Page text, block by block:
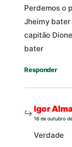
Perdemos o
Jheimy bater
capitão
bater
Responder
Igor
16 de outubro
Verdade